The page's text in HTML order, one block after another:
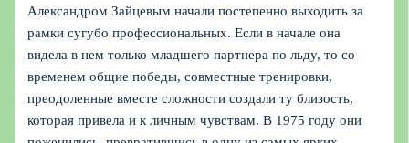
Александром Зайцевым начали постепенно выходить за
рамки сугубо профессиональных. Если в начале она
видела в нем только младшего партнера по льду, то со
временем общие победы, совместные тренировки,
преодоленные вместе сложности создали ту близость,
которая привела и к личным чувствам. В 1975 году они